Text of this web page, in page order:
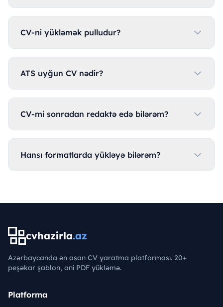
CV-ni yükləmək pulludur?
ATS uyğun CV nədir?
CV-mi sonradan redaktə edə bilərəm?
Hansı formatlarda yükləyə bilərəm?
cvhazirla.az
Azərbaycanda ən asan CV yaratma platforması. 20+
peşəkar şablon, ani PDF yükləmə.
Platforma